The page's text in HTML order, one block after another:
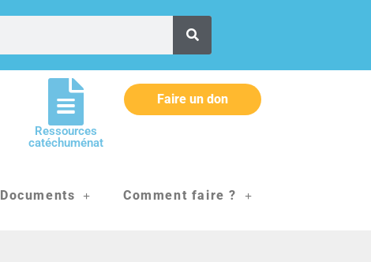
Ressources
catéchuménat
Faire un don
Documents Comment faire ?